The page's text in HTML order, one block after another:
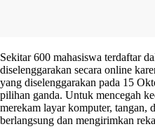
Sekitar 600 mahasiswa terdaftar
diselenggarakan secara online
yang diselenggarakan pada 15
pilihan ganda. Untuk mencegah
merekam layar komputer, tangan,
berlangsung dan mengirimkan